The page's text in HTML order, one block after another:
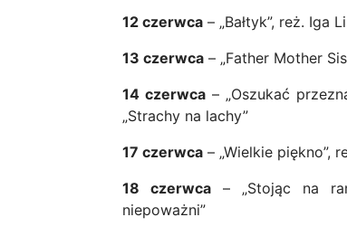
12 czerwca – „Bałtyk”, reż. Iga
13 czerwca – „Father Mother
14 czerwca – „Oszukać
„Strachy na lachy”
17 czerwca – „Wielkie piękno”,
18 czerwca– „Stojąc na
niepoważni”